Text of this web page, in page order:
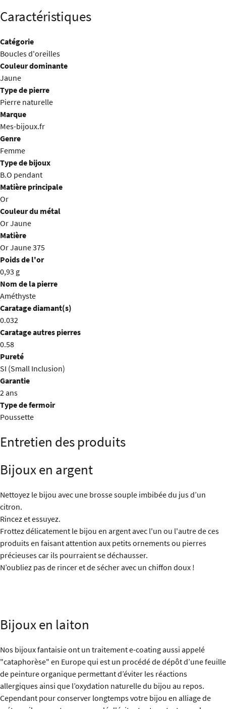
Caractéristiques
Catégorie
Boucles d'oreilles
Couleur dominante
Jaune
Type de pierre
Pierre naturelle
Marque
Mes-bijoux.fr
Genre
Femme
Type de bijoux
B.O pendant
Matière principale
Or
Couleur du métal
Or Jaune
Matière
Or Jaune 375
Poids de l'or
0,93 g
Nom de la pierre
Améthyste
Caratage diamant(s)
0.032
Caratage autres pierres
0.58
Pureté
SI (Small Inclusion)
Garantie
2 ans
Type de fermoir
Poussette
Entretien des produits
Bijoux en argent
Nettoyez le bijou avec une brosse souple imbibée du jus d’un
citron.
Rincez et essuyez.
Frottez délicatement le bijou en argent avec l'un ou l'autre de ces
produits en faisant attention aux petits ornements ou pierres
précieuses car ils pourraient se déchausser.
N’oubliez pas de rincer et de sécher avec un chiffon doux !
Bijoux en laiton
Nos bijoux fantaisie ont un traitement e-coating aussi appelé
"cataphorèse" en Europe qui est un procédé de dépôt d’une feuille
de peinture organique permettant d’éviter les réactions
allergiques ainsi que l’oxydation naturelle du bijou au repos.
Cependant pour conserver longtemps votre bijou en alliage de